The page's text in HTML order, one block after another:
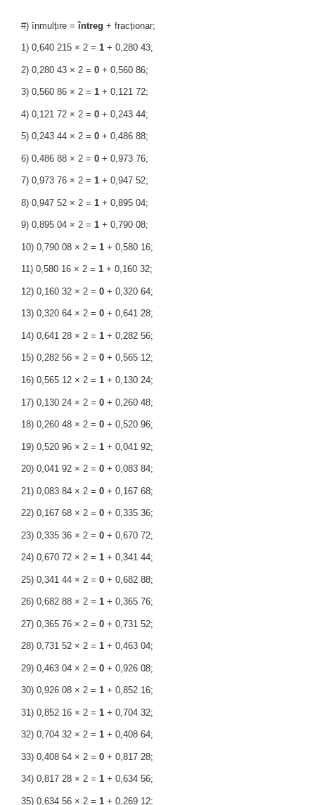
#) înmulțire =întreg + fracționar;
1) 0,640 215 × 2 = 1+ 0,280 43;
2) 0,280 43 × 2 = 0+ 0,560 86;
3) 0,560 86 × 2 = 1+ 0,121 72;
4) 0,121 72 × 2 = 0+ 0,243 44;
5) 0,243 44 × 2 = 0+ 0,486 88;
6) 0,486 88 × 2 = 0+ 0,973 76;
7) 0,973 76 × 2 = 1+ 0,947 52;
8) 0,947 52 × 2 = 1+ 0,895 04;
9) 0,895 04 × 2 = 1+ 0,790 08;
10) 0,790 08 × 2 = 1+ 0,580 16;
11) 0,580 16 × 2 = 1+ 0,160 32;
12) 0,160 32 × 2 = 0+ 0,320 64;
13) 0,320 64 × 2 = 0+ 0,641 28;
14) 0,641 28 × 2 = 1+ 0,282 56;
15) 0,282 56 × 2 = 0+ 0,565 12;
16) 0,565 12 × 2 = 1+ 0,130 24;
17) 0,130 24 × 2 = 0+ 0,260 48;
18) 0,260 48 × 2 = 0+ 0,520 96;
19) 0,520 96 × 2 = 1+ 0,041 92;
20) 0,041 92 × 2 = 0+ 0,083 84;
21) 0,083 84 × 2 = 0+ 0,167 68;
22) 0,167 68 × 2 = 0+ 0,335 36;
23) 0,335 36 × 2 = 0+ 0,670 72;
24) 0,670 72 × 2 = 1+ 0,341 44;
25) 0,341 44 × 2 = 0+ 0,682 88;
26) 0,682 88 × 2 = 1+ 0,365 76;
27) 0,365 76 × 2 = 0+ 0,731 52;
28) 0,731 52 × 2 = 1+ 0,463 04;
29) 0,463 04 × 2 = 0+ 0,926 08;
30) 0,926 08 × 2 = 1+ 0,852 16;
31) 0,852 16 × 2 = 1+ 0,704 32;
32) 0,704 32 × 2 = 1+ 0,408 64;
33) 0,408 64 × 2 = 0+ 0,817 28;
34) 0,817 28 × 2 = 1+ 0,634 56;
35) 0,634 56 × 2 = 1+ 0,269 12;